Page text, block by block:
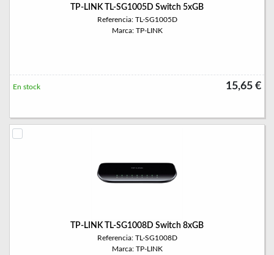
TP-LINK TL-SG1005D Switch 5xGB
Referencia: TL-SG1005D
Marca: TP-LINK
15,65 €
En stock
TP-LINK TL-SG1008D Switch 8xGB
Referencia: TL-SG1008D
Marca: TP-LINK